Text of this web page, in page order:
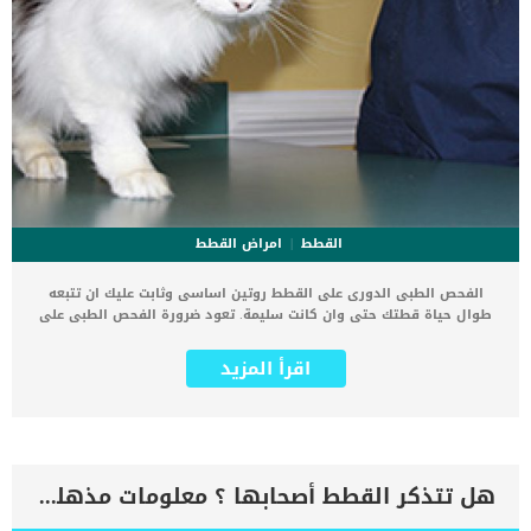
القطط
امراض القطط
الفحص الطبى الدورى على القطط روتين اساسى وثابت عليك ان تتبعه
طوال حياة قطتك حتى وان كانت سليمة. تعود ضرورة الفحص الطبى على
من مشكلة عضوية او صحية ما. يعتقد البعض ان الفحص البدنى لابد وان
يتم اجراءه فقط على القطط السليمة, ولكن الامر غير صحيح, فالقطط
مرات الفحص الطبى على عمر قطتك وحالتها الصحية العامة, وهل تعانى
الحالة منة اى مشكلة او امراض او تشوهات. فى المرحلة المبكرة من عمر
اقرأ المزيد
هل تتذكر القطط أصحابها ؟ معلومات مذهلة عن ذاكرة القطط